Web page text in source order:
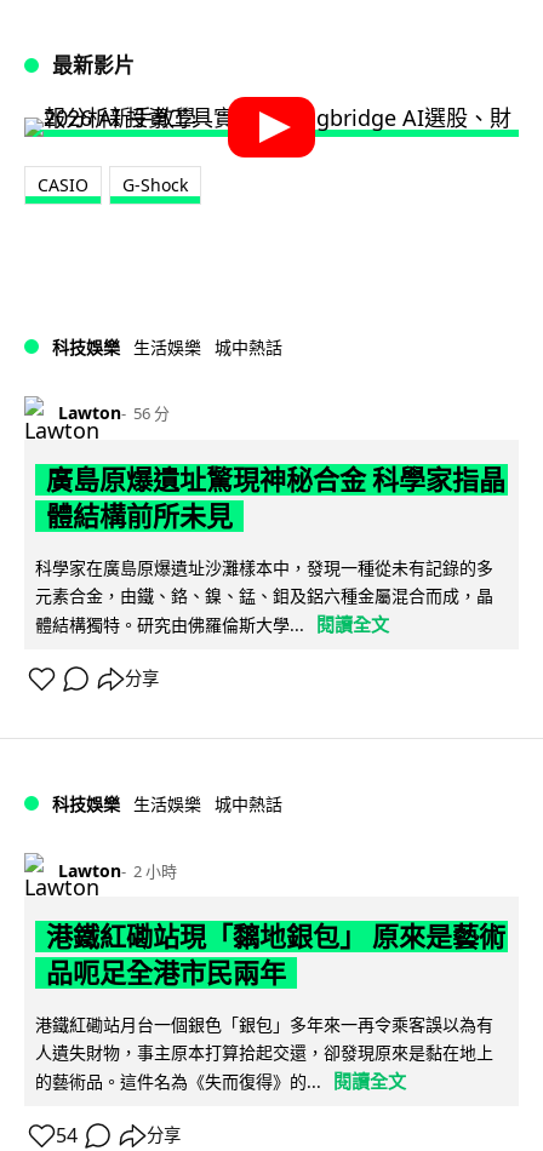
最新影片
CASIO G-Shock
科技娛樂 生活娛樂 城中熱話
Lawton 56 分
廣島原爆遺址驚現神秘合金 科學家指晶
體結構前所未見
科學家在廣島原爆遺址沙灘樣本中，發現一種從未有記錄的多
元素合金，由鐵、鉻、鎳、錳、鉬及鋁六種金屬混合而成，晶
體結構獨特。研究由佛羅倫斯大學...
閱讀全文
分享
科技娛樂 生活娛樂 城中熱話
Lawton 2 小時
港鐵紅磡站現「黐地銀包」 原來是藝術
品呃足全港市民兩年
港鐵紅磡站月台一個銀色「銀包」多年來一再令乘客誤以為有
人遺失財物，事主原本打算拾起交還，卻發現原來是黏在地上
的藝術品。這件名為《失而復得》的...
閱讀全文
54 分享